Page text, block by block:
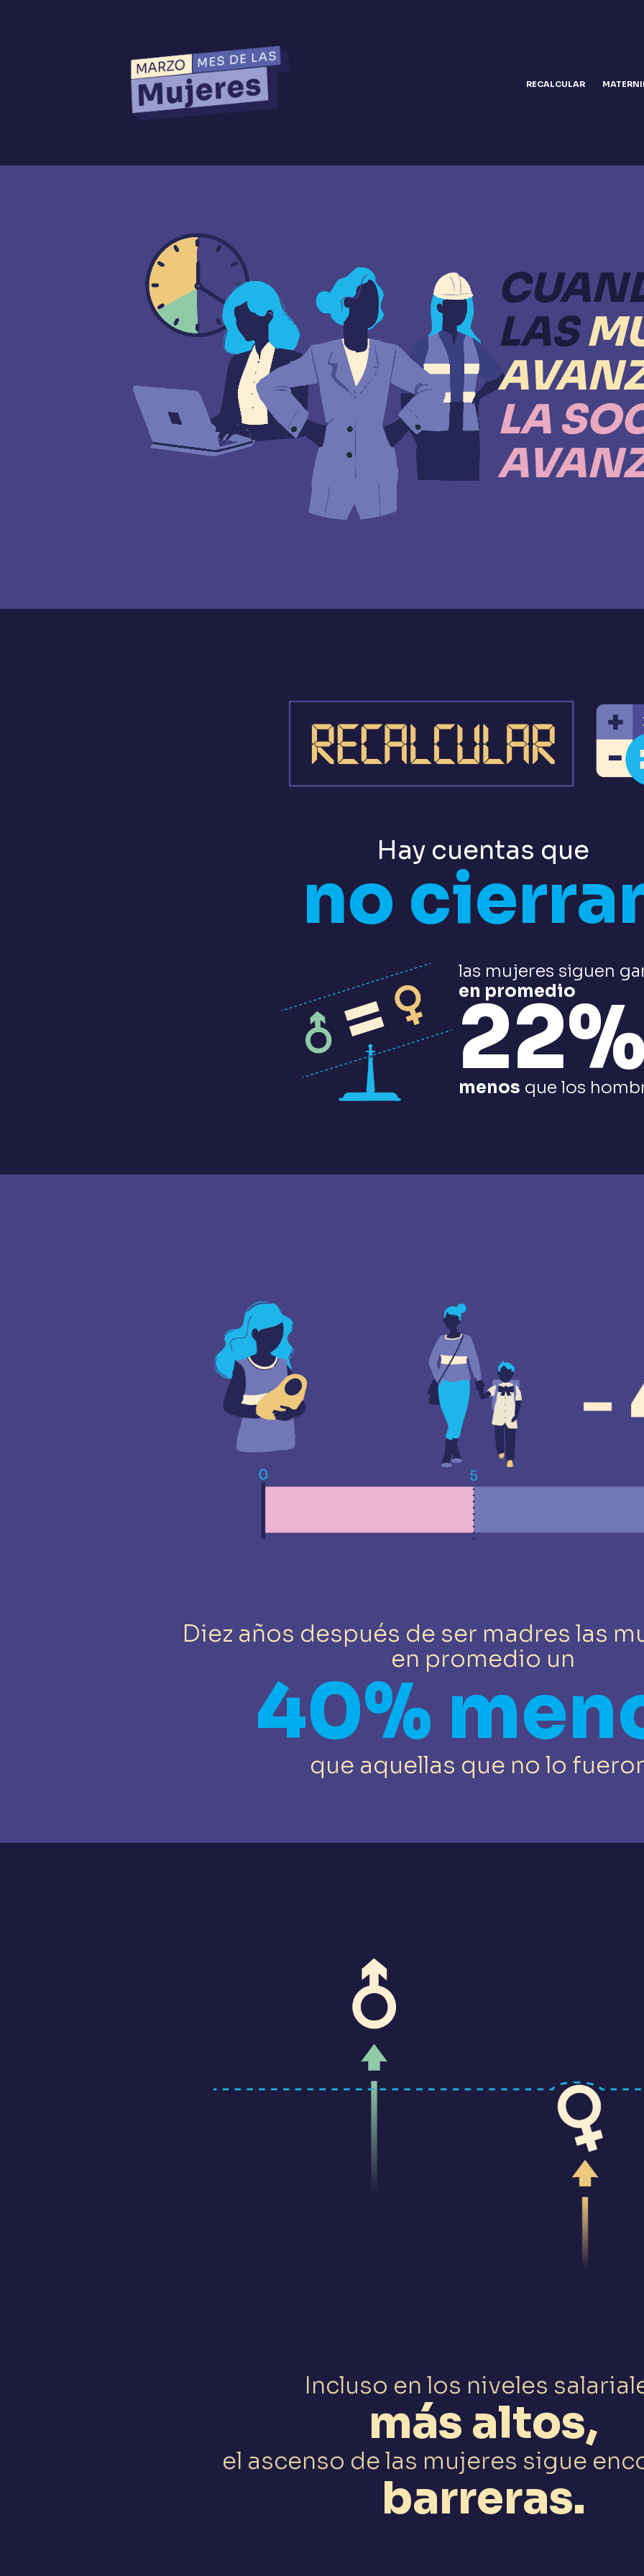
RECALCULAR
LAS
LA
Hay cuentas que
no
las mujeres siguen
en promedio
menos que los
Diez años después de ser madres las
en promedio un
40%
que aquellas que no lo
Incluso en los niveles
más altos,
el ascenso de las mujeres sigue
barreras.